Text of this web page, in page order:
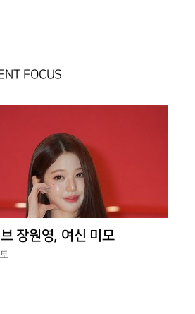
FOCUS
장원영, 여신 미모